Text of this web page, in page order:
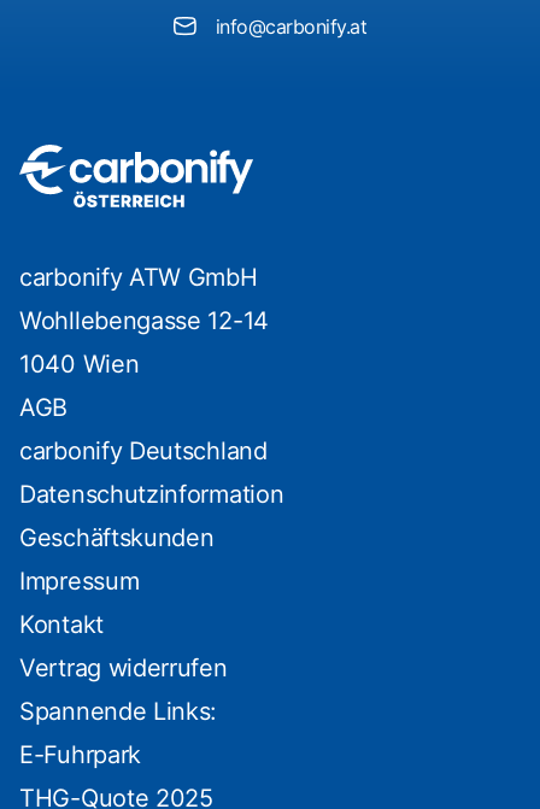
info@carbonify.at
carbonify ATW GmbH
Wohllebengasse 12-14
1040 Wien
AGB
carbonify Deutschland
Datenschutzinformation
Geschäftskunden
Impressum
Kontakt
Vertrag widerrufen
Spannende Links:
E-Fuhrpark
THG-Quote 2025